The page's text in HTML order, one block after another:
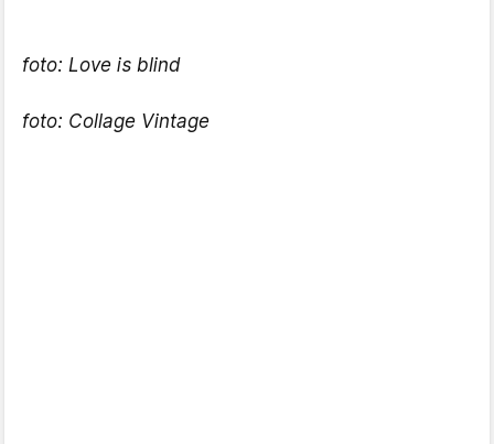
foto: Love is blind
foto: Collage Vintage